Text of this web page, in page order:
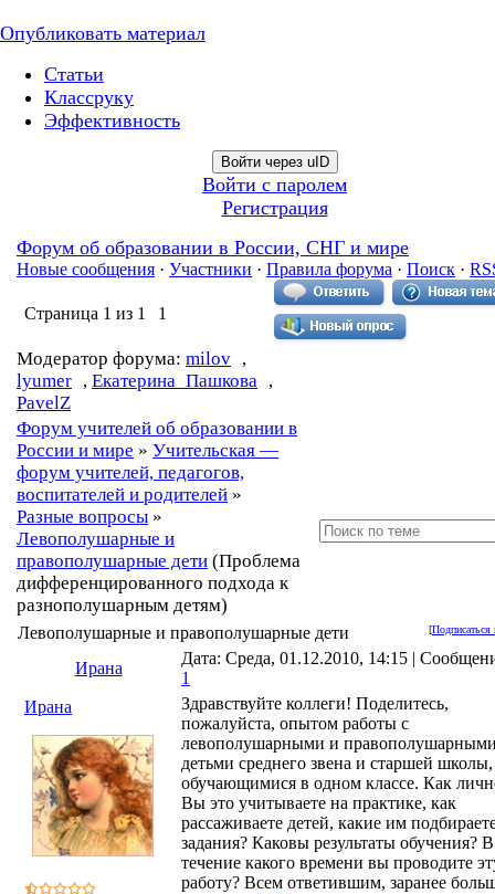
Опубликовать материал
Статьи
Классруку
Эффективность
Войти через uID
Войти с паролем
Регистрация
Форум об образовании в России, СНГ и мире
Новые сообщения · Участники · Правила форума · Поиск ·
Страница 1 из 1 1
Модератор форума: milov ,
lyumer , Екатерина_Пашкова ,
PavelZ
Форум учителей об образовании в
России и мире » Учительская —
форум учителей, педагогов,
воспитателей и родителей »
Разные вопросы »
Левополушарные и
правополушарные дети (Проблема
дифференцированного подхода к
разнополушарным детям)
[Подписаться
Левополушарные и правополушарные дети
Ирана
Дата: Среда, 01.12.2010, 14:15 |
1
Ирана
Здравствуйте коллеги! Поделитесь,
пожалуйста, опытом работы с
левополушарными и
детьми среднего звена и старшей школы,
обучающимися в одном классе. Как
Вы это учитываете на практике, как
рассаживаете детей, какие им
задания? Каковы результаты обучения? В
течение какого времени вы проводите
работу? Всем ответившим, заранее